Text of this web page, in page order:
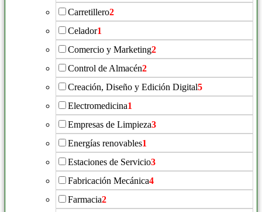
Carretillero2
Celador1
Comercio y Marketing2
Control de Almacén2
Creación, Diseño y Edición Digital5
Electromedicina1
Empresas de Limpieza3
Energías renovables1
Estaciones de Servicio3
Fabricación Mecánica4
Farmacia2